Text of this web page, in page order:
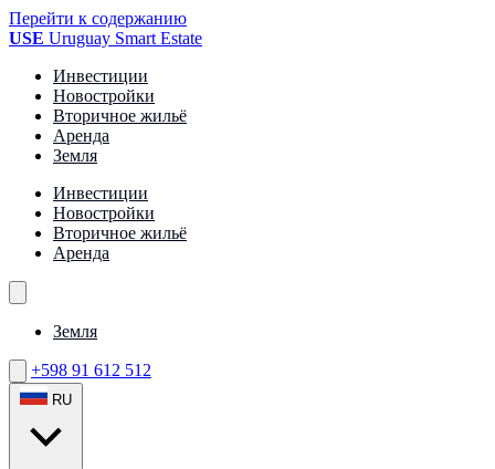
Перейти к содержанию
USE Uruguay Smart Estate
Инвестиции
Новостройки
Вторичное жильё
Аренда
Земля
Инвестиции
Новостройки
Вторичное жильё
Аренда
Земля
+598 91 612 512
RU